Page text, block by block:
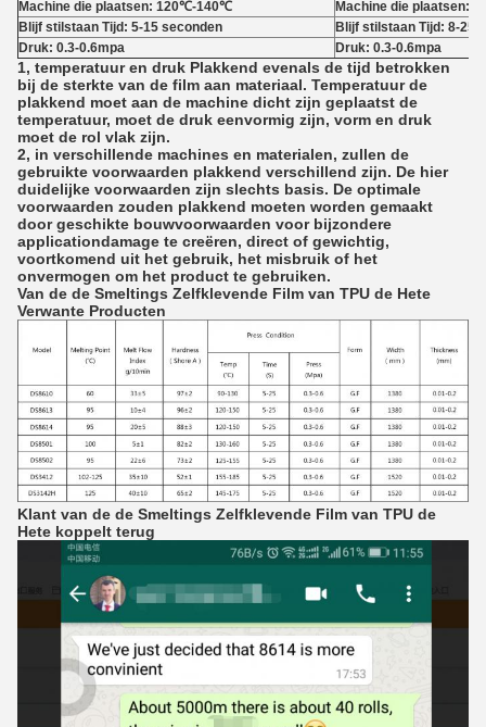
Machine die plaatsen: 120℃-140℃
Machine die plaatsen:
Blijf stilstaan Tijd: 5-15 seconden
Blijf stilstaan Tijd: 8-
Druk: 0.3-0.6mpa
Druk: 0.3-0.6mpa
1, temperatuur en druk Plakkend evenals de tijd betrokken
bij de sterkte van de film aan materiaal. Temperatuur de
plakkend moet aan de machine dicht zijn geplaatst de
temperatuur, moet de druk eenvormig zijn, vorm en druk
moet de rol vlak zijn.
2, in verschillende machines en materialen, zullen de
gebruikte voorwaarden plakkend verschillend zijn. De hier
duidelijke voorwaarden zijn slechts basis. De optimale
voorwaarden zouden plakkend moeten worden gemaakt
door geschikte bouwvoorwaarden voor bijzondere
applicationdamage te creëren, direct of gewichtig,
voortkomend uit het gebruik, het misbruik of het
onvermogen om het product te gebruiken.
Van de de Smeltings Zelfklevende Film van TPU de Hete
Verwante Producten
Klant van de de Smeltings Zelfklevende Film van TPU de
Hete koppelt terug